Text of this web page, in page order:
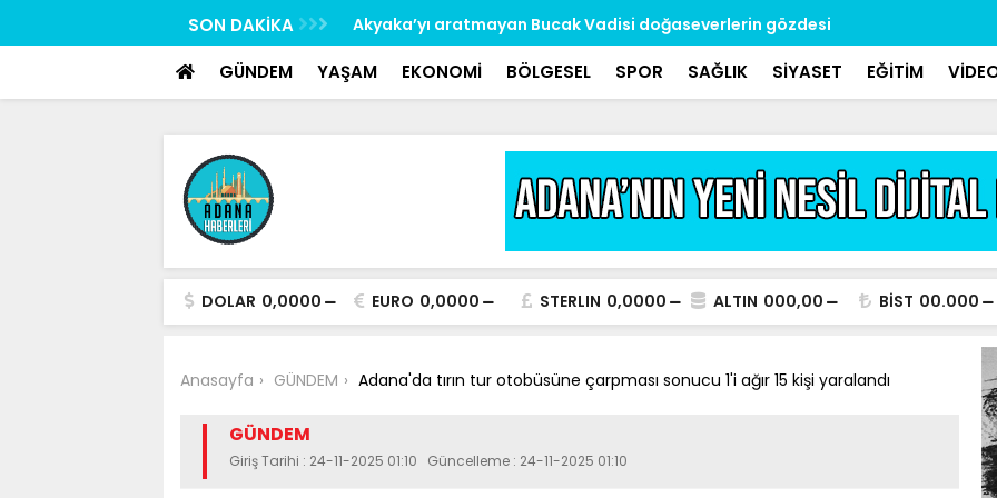
google-site-verification: google517657b2f8970707.html
SON DAKİKA
susamalarını beklemeden düzenli Akyaka’yı aratmayan Bucak Vadisi doğaseverlerin gözdesi Kavurucu
GÜNDEM YAŞAM EKONOMİ BÖLGESEL SPOR SAĞLIK SİYASET EĞİTİM
DOLAR 0,0000 EURO 0,0000 STERLIN 0,0000 ALTIN 000,00 BİST 00.000
Anasayfa GÜNDEM Adana'da tırın tur otobüsüne çarpması sonucu 1'i ağır 15 kişi yaralandı
GÜNDEM
Giriş Tarihi : 24-11-2025 01:10 Güncelleme : 24-11-2025 01:10